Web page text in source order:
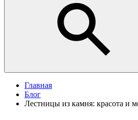
Главная
Блог
Лестницы из камня: красота и